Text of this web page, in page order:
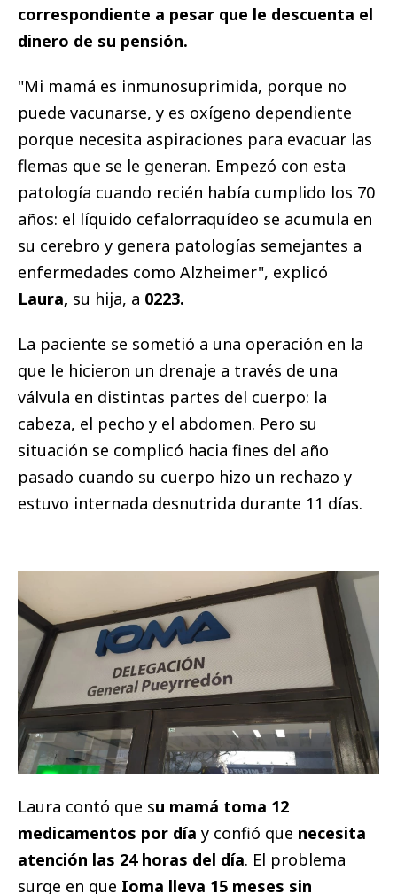
correspondiente a pesar que le descuenta el
dinero de su pensión.
"Mi mamá es inmunosuprimida, porque no
puede vacunarse, y es oxígeno dependiente
porque necesita aspiraciones para evacuar las
flemas que se le generan. Empezó con esta
patología cuando recién había cumplido los 70
años: el líquido cefalorraquídeo se acumula en
su cerebro y genera patologías semejantes a
enfermedades como Alzheimer", explicó
Laura, su hija, a 0223.
La paciente se sometió a una operación en la
que le hicieron un drenaje a través de una
válvula en distintas partes del cuerpo: la
cabeza, el pecho y el abdomen. Pero su
situación se complicó hacia fines del año
pasado cuando su cuerpo hizo un rechazo y
estuvo internada desnutrida durante 11 días.
Laura contó que su mamá toma 12
medicamentos por día y confió que necesita
atención las 24 horas del día. El problema
surge en que Ioma lleva 15 meses sin